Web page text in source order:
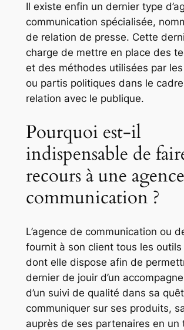
Il existe enfin un dernier type
communication spécialisée,
de relation de presse. Cette
charge de mettre en place des
et des méthodes utilisées par
ou partis politiques dans le
relation avec le publique.
Pourquoi est-il
indispensable de
recours à une
communication ?
L’agence de communication ou
fournit à son client tous les outils
dont elle dispose afin de
dernier de jouir d’un
d’un suivi de qualité dans sa
communiquer sur ses produits,
auprès de ses partenaires en un